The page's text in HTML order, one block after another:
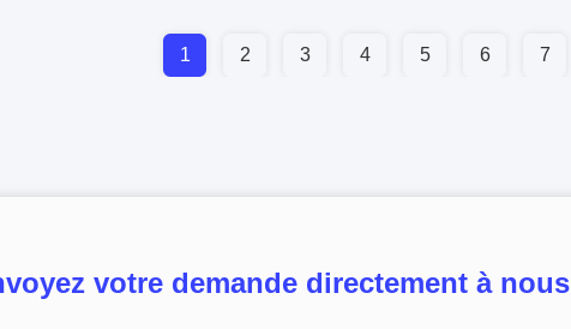
1 2 3 4 5 6 7
votre demande directement à nous